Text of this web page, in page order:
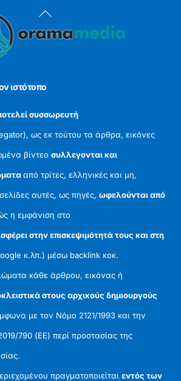
Back
To
ιστότοπο
συσσωρευτή
ως εκ τούτου τα άρθρα, εικόνες
βίντεοσυλλεγονται και
από τρίτες, ελληνικές και μη,
αυτές, ως πηγές,ωφελούνται από
η εμφάνιση στο
στην επισκεψιμότητά τους και στη
κ.λπ.) μέσω backlink κοκ.
κάθε άρθρου, εικόνας ή
στους αρχικούς δημιουργούς
με τον Νόμο 2121/1993 και την
790 (ΕΕ) περί προστασίας της
πραγματοποιείταιεντός των